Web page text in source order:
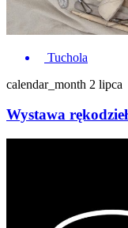
Tuchola
calendar_month 2 lipca
Wystawa